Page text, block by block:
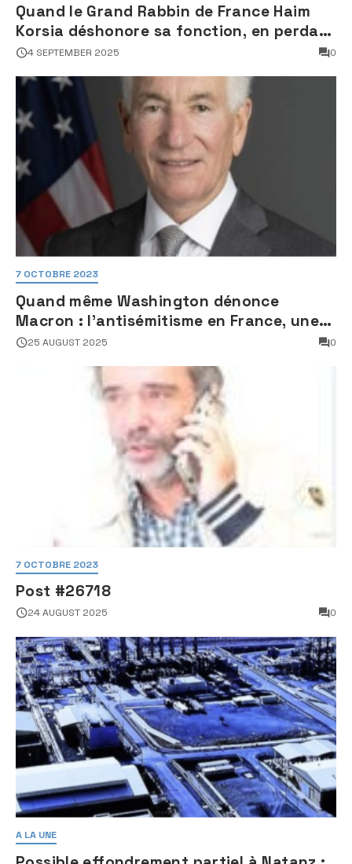
Quand le Grand Rabbin de France Haim
Korsia déshonore sa fonction, en perdant
son sang froid
4 SEPTEMBER 2025 0
7 OCTOBRE 2023
Quand même Washington dénonce
Macron : l’antisémitisme en France, une
faillite d’État
25 AUGUST 2025 0
7 OCTOBRE 2023
Post #26718
24 AUGUST 2025 0
A LA UNE